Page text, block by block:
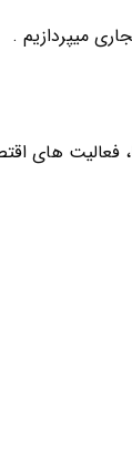
میپردازیم .
های